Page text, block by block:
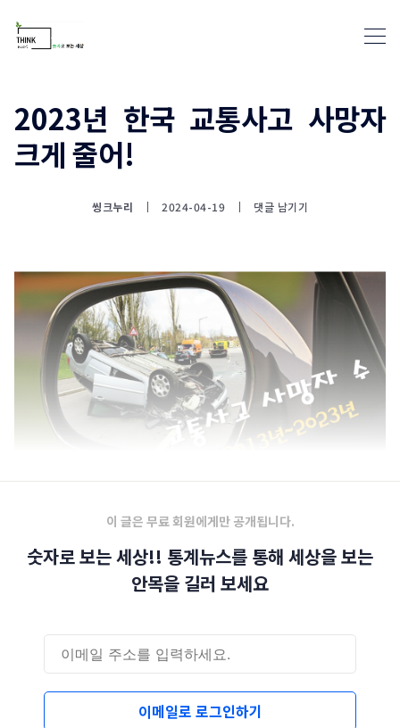
2023년 한국 교통사고 사망자
크게 줄어!
씽크누리 2024-04-19 댓글 남기기
이 글은 무료 회원에게만 공개됩니다.
숫자로 보는 세상!! 통계뉴스를 통해 세상을 보는
안목을 길러 보세요
이메일로 로그인하기